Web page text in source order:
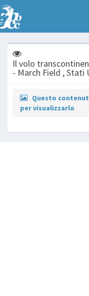
Il volo
- March Field , Stati
Questo
per visualizzarlo